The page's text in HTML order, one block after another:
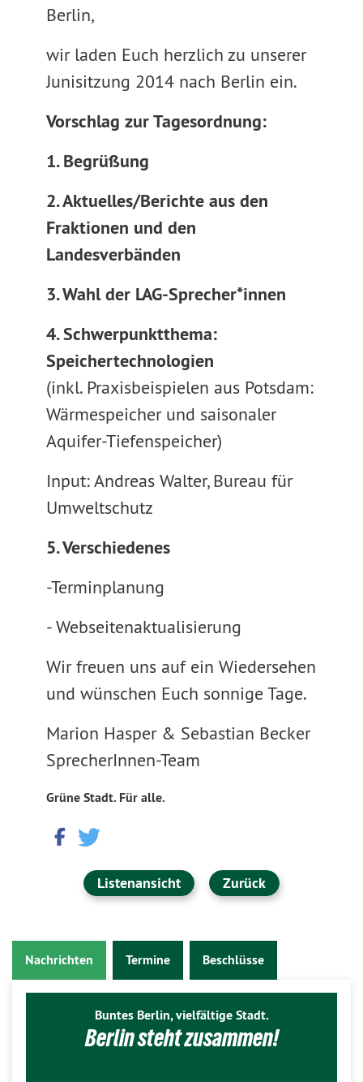
Berlin,
wir laden Euch herzlich zu unserer
Junisitzung 2014 nach Berlin ein.
Vorschlag zur Tagesordnung:
1. Begrüßung
2. Aktuelles/Berichte aus den
Fraktionen und den
Landesverbänden
3. Wahl der LAG-Sprecher*innen
4. Schwerpunktthema:
Speichertechnologien
(inkl. Praxisbeispielen aus Potsdam:
Wärmespeicher und saisonaler
Aquifer-Tiefenspeicher)
Input: Andreas Walter, Bureau für
Umweltschutz
5. Verschiedenes
-Terminplanung
- Webseitenaktualisierung
Wir freuen uns auf ein Wiedersehen
und wünschen Euch sonnige Tage.
Marion Hasper & Sebastian Becker
SprecherInnen-Team
Grüne Stadt. Für alle.
Listenansicht Zurück
Nachrichten Termine Beschlüsse
Buntes Berlin, vielfältige Stadt.
Berlin steht zusammen!